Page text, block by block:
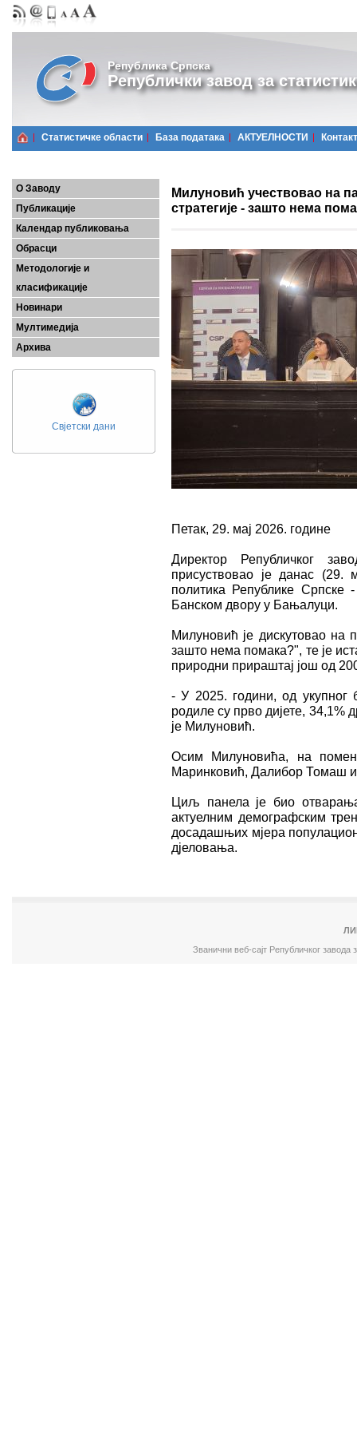
Република Српска
Републички завод за
Статистичке области Базa података АКТУЕЛНОСТИ Контакт
О Заводу
Публикације
Календар публиковања
Обрасци
Методологије и
класификације
Новинари
Мултимедија
Архива
Свјетски дани
Милуновић учествовао на
стратегије - зашто нема
Петак, 29. мај 2026. године
Директор Републичког
присуствовао је данас (29.
политика Републике Српске
Банском двору у Бањалуци.
Милуновић је дискутовао на
зашто нема помака?", те је
природни прираштај још од
- У 2025. години, од укупног
родиле су прво дијете, 34,1%
је Милуновић.
Осим Милуновића, на
Маринковић, Далибор Томаш
Циљ панела је био отварања
актуелним демографским
досадашњих мјера
дјеловања.
Званични веб-сајт Републичког